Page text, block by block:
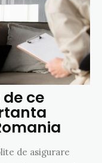
ce
de asigurare